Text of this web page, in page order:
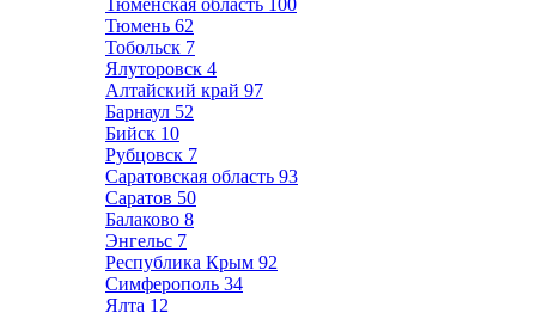
Тюменская область 100
Тюмень 62
Тобольск 7
Ялуторовск 4
Алтайский край 97
Барнаул 52
Бийск 10
Рубцовск 7
Саратовская область 93
Саратов 50
Балаково 8
Энгельс 7
Республика Крым 92
Симферополь 34
Ялта 12